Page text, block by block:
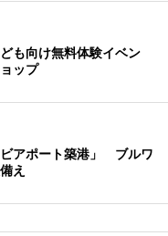
も向け無料体験イベン
ップ
アポート築港」 ブルワ
え